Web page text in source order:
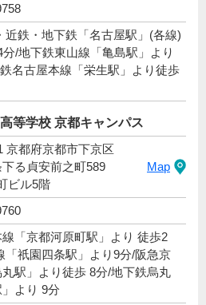
近鉄・地下鉄「名古屋駅」(各線)
分/地下鉄東山線「亀島駅」より
名古屋本線「栄生駅」より徒歩
等学校 京都キャンパス
京都府京都市下京区
る貞安前之町589
ビル5階
Map
「京都河原町駅」より 徒歩2
「祇園四条駅」より9分/阪急京
駅」より徒歩 8分/地下鉄烏丸
より 9分